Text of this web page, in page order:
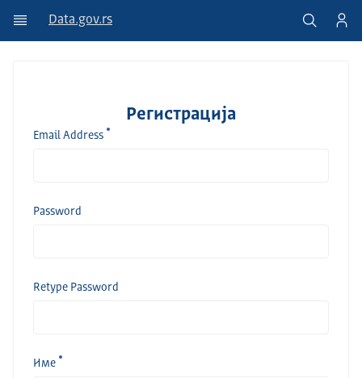
Data.gov.rs
Регистрација
Email Address
Password
Retype Password
Име